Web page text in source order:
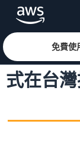
免費使
Amazon
式在台